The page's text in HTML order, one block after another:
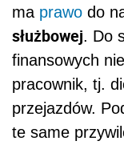
ma prawo do
służbowej. Do
finansowych
pracownik, tj.
przejazdów.
te same